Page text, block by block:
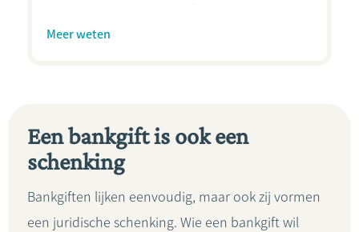
Meer weten
Een bankgift is ook een
schenking
Bankgiften lijken eenvoudig, maar ook zij vormen
een juridische schenking. Wie een bankgift wil